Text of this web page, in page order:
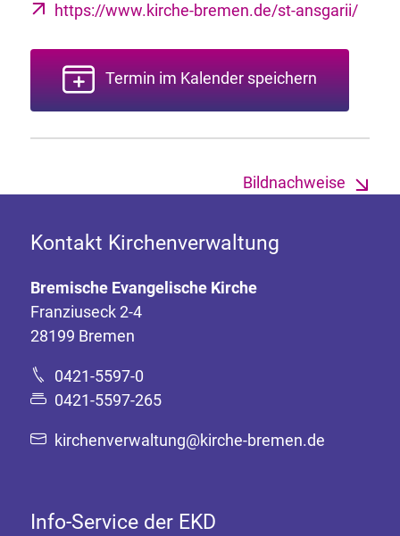
https://www.kirche-bremen.de/st-ansgarii/
Termin im Kalender speichern
Bildnachweise
Kontakt Kirchenverwaltung
Bremische Evangelische Kirche
Franziuseck 2-4
28199 Bremen
0421-5597-0
0421-5597-265
kirchenverwaltung@kirche-bremen.de
Info-Service der EKD